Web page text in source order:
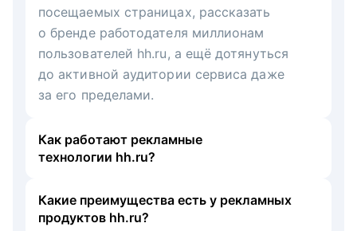
посещаемых страницах, рассказать
о бренде работодателя миллионам
пользователей hh.ru, а ещё дотянуться
до активной аудитории сервиса даже
за его пределами.
Как работают рекламные
технологии hh.ru?
Какие преимущества есть у рекламных
продуктов hh.ru?